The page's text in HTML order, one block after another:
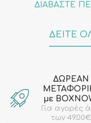
ΔΙΑΒΑΣΤΕ
ΔΕΙΤΕ
ΔΩΡΕΑΝ
με
Για αγορές
των 49.00€